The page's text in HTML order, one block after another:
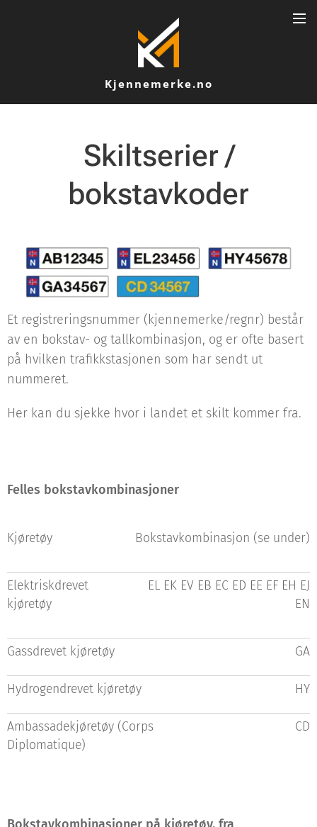
Kjennemerke.no
Skiltserier /
bokstavkoder
Et registreringsnummer (kjennemerke/regnr) består
av en bokstav- og tallkombinasjon, og er ofte basert
på hvilken trafikkstasjonen som har sendt ut
nummeret.
Her kan du sjekke hvor i landet et skilt kommer fra.
Felles bokstavkombinasjoner
Kjøretøy Bokstavkombinasjon (se under)
Elektriskdrevet
kjøretøy
EL EK EV EB EC ED EE EF EH EJ
EN
Gassdrevet kjøretøy GA
Hydrogendrevet kjøretøy HY
Ambassadekjøretøy (Corps
Diplomatique)
CD